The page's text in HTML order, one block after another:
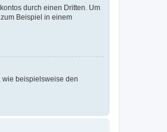
durch einen Dritten. Um
Beispiel in einem
wie beispielsweise den